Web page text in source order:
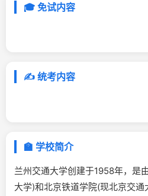
🎓 免试内容
✍️ 统考内容
🏫 学校简介
兰州交通大学创建于1958年，是
大学)和北京铁道学院(现北京交